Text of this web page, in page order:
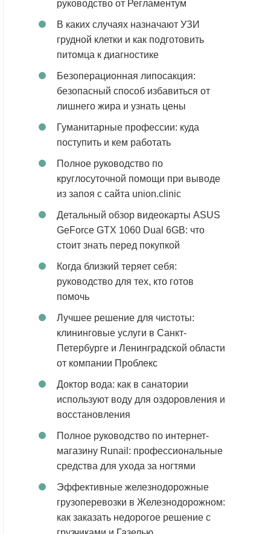
руководство от Регламентум
В каких случаях назначают УЗИ
грудной клетки и как подготовить
питомца к диагностике
Безоперационная липосакция:
безопасный способ избавиться от
лишнего жира и узнать цены
Гуманитарные профессии: куда
поступить и кем работать
Полное руководство по
круглосуточной помощи при выводе
из запоя с сайта union.clinic
Детальный обзор видеокарты ASUS
GeForce GTX 1060 Dual 6GB: что
стоит знать перед покупкой
Когда близкий теряет себя:
руководство для тех, кто готов
помочь
Лучшее решение для чистоты:
клининговые услуги в Санкт-
Петербурге и Ленинградской области
от компании Проблекс
Доктор вода: как в санатории
используют воду для оздоровления и
восстановления
Полное руководство по интернет-
магазину Runail: профессиональные
средства для ухода за ногтями
Эффективные железнодорожные
грузоперевозки в Железнодорожном:
как заказать недорогое решение с